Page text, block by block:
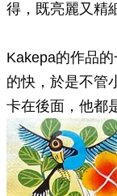
得，既亮麗又精
Kakepa的作品
的快，於是不管
卡在後面，他都